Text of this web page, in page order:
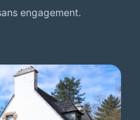
engagement.